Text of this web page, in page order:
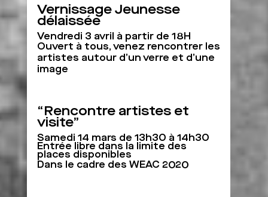
Vernissage Jeunesse
délaissée
Vendredi 3 avril à partir de 18H
Ouvert à tous, venez rencontrer les
artistes autour d’un verre et d’une
image
“Rencontre artistes et
visite”
Samedi 14 mars de 13h30 à 14h30
Entrée libre dans la limite des
places disponibles
Dans le cadre des WEAC 2020